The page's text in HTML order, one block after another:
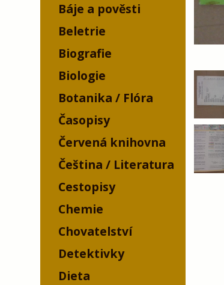
Báje a pověsti
Beletrie
Biografie
Biologie
Botanika / Flóra
Časopisy
Červená knihovna
Čeština / Literatura
Cestopisy
Chemie
Chovatelství
Detektivky
Dieta